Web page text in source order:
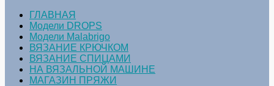
ГЛАВНАЯ
Модели DROPS
Модели Malabrigo
ВЯЗАНИЕ КРЮЧКОМ
ВЯЗАНИЕ СПИЦАМИ
НА ВЯЗАЛЬНОЙ МАШИНЕ
МАГАЗИН ПРЯЖИ